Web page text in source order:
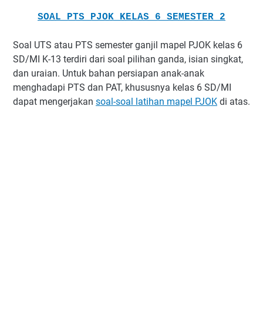
SOAL PTS PJOK KELAS 6 SEMESTER 2
Soal UTS atau PTS semester ganjil mapel PJOK kelas 6
SD/MI K-13 terdiri dari soal pilihan ganda, isian singkat,
dan uraian. Untuk bahan persiapan anak-anak
menghadapi PTS dan PAT, khususnya kelas 6 SD/MI
dapat mengerjakan soal-soal latihan mapel PJOK di atas.